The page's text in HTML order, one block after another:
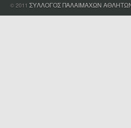
© 2011 ΣΥΛΛΟΓΟΣ ΠΑΛΑΙΜΑΧΩΝ